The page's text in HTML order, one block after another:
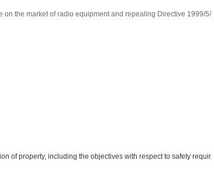
the market of radio equipment and repealing Directive 1999/5/
of property, including the objectives with respect to safety requir